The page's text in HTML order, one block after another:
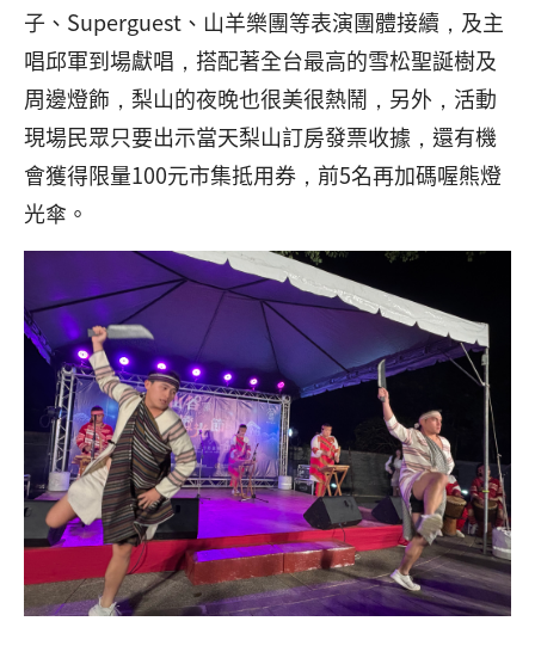
子、Superguest、山羊樂團等表演團體接續，及主
唱邱軍到場獻唱，搭配著全台最高的雪松聖誕樹及
周邊燈飾，梨山的夜晚也很美很熱鬧，另外，活動
現場民眾只要出示當天梨山訂房發票收據，還有機
會獲得限量100元市集抵用券，前5名再加碼喔熊燈
光傘。